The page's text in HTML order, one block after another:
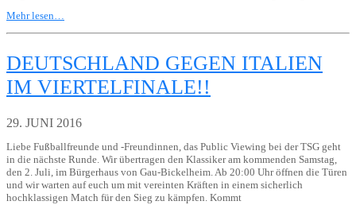
Mehr lesen…
DEUTSCHLAND GEGEN ITALIEN
IM VIERTELFINALE!!
29. JUNI 2016
Liebe Fußballfreunde und -Freundinnen, das Public Viewing bei der TSG geht
in die nächste Runde. Wir übertragen den Klassiker am kommenden Samstag,
den 2. Juli, im Bürgerhaus von Gau-Bickelheim. Ab 20:00 Uhr öffnen die Türen
und wir warten auf euch um mit vereinten Kräften in einem sicherlich
hochklassigen Match für den Sieg zu kämpfen. Kommt